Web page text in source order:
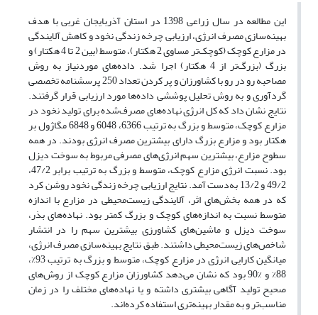
این مطالعه در سال زراعی 1398 در استان آذربایجان غربی با هدف
بهینه‌سازی مصرف انرژی، ارزیابی چرخه زندگی نخود و کاهش آلایندگی
در مزارع کوچک (کوچک‌تر مساوی 2 هکتار)، متوسط (بین 2 تا 4 هکتار) و
بزرگ (بزرگ‌تر از 4 هکتار) اجرا شد. داده‌های موردنیاز به روش
مصاحبه رو در رو با کشاورزان و پر کردن تعداد 250 پرسشنامه تخصصی
گردآوری و به روش تحلیل پوششی داده‌ها مورد ارزیابی قرار گرفتند.
نتایج نشان داد که کل انرژی نهاده‌های مصرف‌شده برای تولید نخود در
مزارع کوچک، متوسط و بزرگ به ترتیب 6366، 6048 و 6848 مگاژول بر
هکتار بود و مزارع بزرگ دارای بیشترین مصرف انرژی بودند. در همه
سطوح مزارع، بیشترین سهم انرژی‌های مصرفی مربوط به سوخت دیزل
بود. نسبت انرژی مزارع کوچک، متوسط و بزرگ به ترتیب برابر 47/2،
49/2 و 13/2 به‌دست آمد. نتایج ارزیابی چرخه زندگی نخود روشن کرد
که در همه بخش‌های اثر، آلایندگی زیست‌محیطی در مزارع با اندازه
متوسط نسبت به اندازه‌های کوچک و بزرگ کمتر بود. نهاده‌های بذر،
سوخت دیزل و ماشین‌های کشاورزی بیشترین سهم را در انتشار
شاخص‌های زیست‌محیطی داشتند.‏ طبق نتایج بهینه‌سازی مصرف انرژی،
میانگین کارایی انرژی در مزارع کوچک، متوسط و بزرگ به ترتیب 93%،
88% و %90 بود که نشان می‌دهد کشاورزان مزارع کوچک از روش‌های
صحیح تولید آگاهی بیشتری داشته و یا نهاده‌های مختلف را در زمان
مناسب‌تر و به مقدار بهینه‌تری استفاده کرده‌اند.